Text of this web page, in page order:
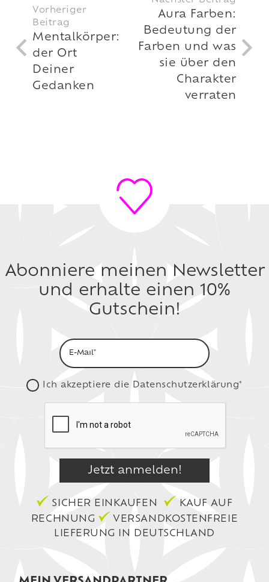
Vorheriger
Beitrag
Mentalkörper:
der Ort
Deiner
Gedanken
Aura Farben:
Bedeutung der
Farben und was
sie über den
Charakter
verraten
Abonniere meinen Newsletter
und erhalte einen 10%
Gutschein!
Ich akzeptiere die Datenschutzerklärung*
SICHER EINKAUFEN
KAUF AUF
RECHNUNG
VERSANDKOSTENFREIE
LIEFERUNG IN DEUTSCHLAND